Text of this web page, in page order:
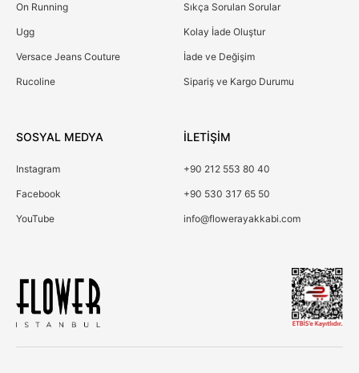
On Running
Ugg
Versace Jeans Couture
Rucoline
Sıkça Sorulan Sorular
Kolay İade Oluştur
İade ve Değişim
Sipariş ve Kargo Durumu
SOSYAL MEDYA
Instagram
Facebook
YouTube
İLETİŞİM
+90 212 553 80 40
+90 530 317 65 50
info@flowerayakkabi.com